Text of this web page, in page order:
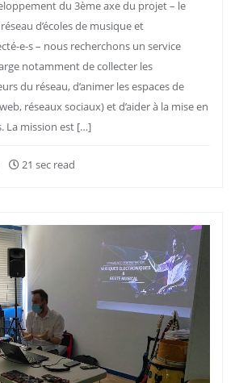
du 3ème axe du projet – le
d’écoles de musique et
e-s – nous recherchons un service
notamment de collecter les
du réseau, d’animer les espaces de
réseaux sociaux) et d’aider à la mise en
La mission est […]
21 sec read